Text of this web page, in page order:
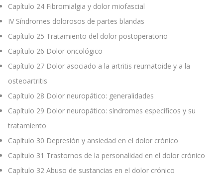
Capítulo 24 Fibromialgia y dolor miofascial
IV Síndromes dolorosos de partes blandas
Capítulo 25 Tratamiento del dolor postoperatorio
Capítulo 26 Dolor oncológico
Capítulo 27 Dolor asociado a la artritis reumatoide y a la
osteoartritis
Capítulo 28 Dolor neuropático: generalidades
Capítulo 29 Dolor neuropático: síndromes específicos y su
tratamiento
Capítulo 30 Depresión y ansiedad en el dolor crónico
Capítulo 31 Trastornos de la personalidad en el dolor crónico
Capítulo 32 Abuso de sustancias en el dolor crónico